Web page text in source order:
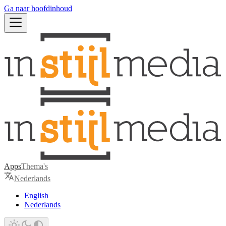
Ga naar hoofdinhoud
AppsThema's
Nederlands
English
Nederlands